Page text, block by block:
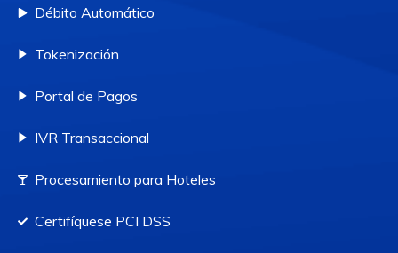
Débito Automático
Tokenización
Portal de Pagos
IVR Transaccional
Procesamiento para Hoteles
Certifíquese PCI DSS